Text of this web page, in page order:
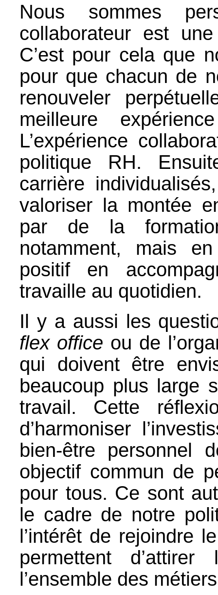
Nous sommes
collaborateur est
C’est pour cela que
pour que chacun de
renouveler
meilleure
L’expérience
politique RH.
carrière
valoriser la montée
par de la
notamment, mais
positif en
travaille au quotidien.
Il y a aussi les
flex office ou de
qui doivent être
beaucoup plus large
travail. Cette
d’harmoniser
bien-être personnel
objectif commun de
pour tous. Ce sont
le cadre de notre
l’intérêt de rejoindre
permettent
l’ensemble des